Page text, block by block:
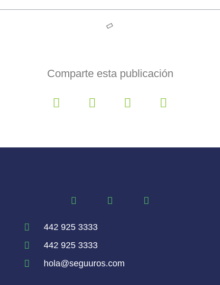
Comparte esta publicación
442 925 3333
442 925 3333
hola@seguuros.com